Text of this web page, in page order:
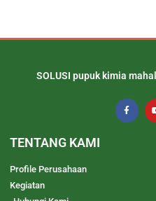
SOLUSI pupuk kimia
TENTANG KAMI
Profile Perusahaan
Kegiatan